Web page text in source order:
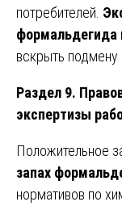
потребителей.
формальдегида
вскрыть
Раздел 9.
экспертизы
Положительное
запах
нормативов по